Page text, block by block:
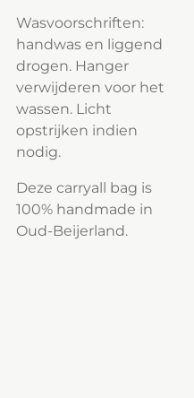
Wasvoorschriften:
handwas en liggend
drogen. Hanger
verwijderen voor het
wassen. Licht
opstrijken indien
nodig.
Deze carryall bag is
100% handmade in
Oud-Beijerland.